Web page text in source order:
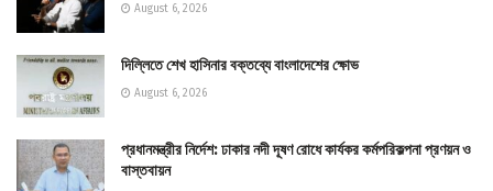
August 6, 2026
দিল্লিতে শেখ হাসিনার বক্তব্যে বাংলাদেশের ক্ষোভ
August 6, 2026
প্রধানমন্ত্রীর নির্দেশ: ঢাকার নদী দূষণ রোধে কার্যকর কর্মপরিকল্পনা প্রণয়ন ও
বাস্তবায়ন